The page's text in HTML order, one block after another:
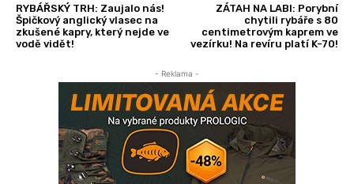
RYBÁŘSKÝ TRH: Zaujalo nás!
Špičkový anglický vlasec na
zkušené kapry, který nejde ve
vodě vidět!
ZÁTAH NA LABI: Porybní
chytili rybáře s 80
centimetrovým kaprem ve
vezírku! Na revíru platí K-70!
- Reklama -